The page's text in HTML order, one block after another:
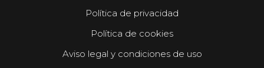
Política de privacidad
Política de cookies
Aviso legal y condiciones de uso